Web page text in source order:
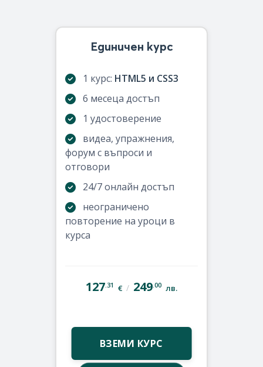
Единичен курс
1 курс: HTML5 и CSS3
6 месеца достъп
1 удостоверение
видеа, упражнения,
форум с въпроси и
отговори
24/7 онлайн достъп
неограничено
повторение на уроци в
курса
127 .31 € / 249 .00 лв.
ВЗЕМИ КУРС